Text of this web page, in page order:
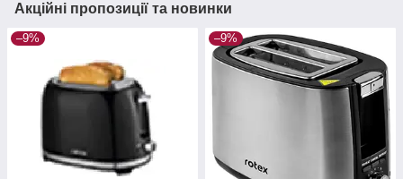
Акційні пропозиції та новинки
–9% –9%